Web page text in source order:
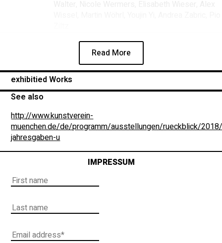
Read More
exhibitied Works
See also
http://www.kunstverein-
muenchen.de/de/programm/ausstellungen/rueckblick/
jahresgaben-u
IMPRESSUM